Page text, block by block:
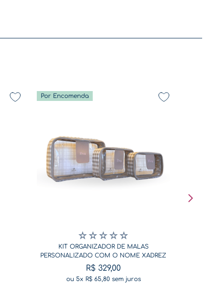
Por Encomenda
☆☆☆☆☆
KIT ORGANIZADOR DE MALAS
PERSONALIZADO COM O NOME XADREZ
BEGE
R$ 329,00
ou 5x R$ 65,80sem juros